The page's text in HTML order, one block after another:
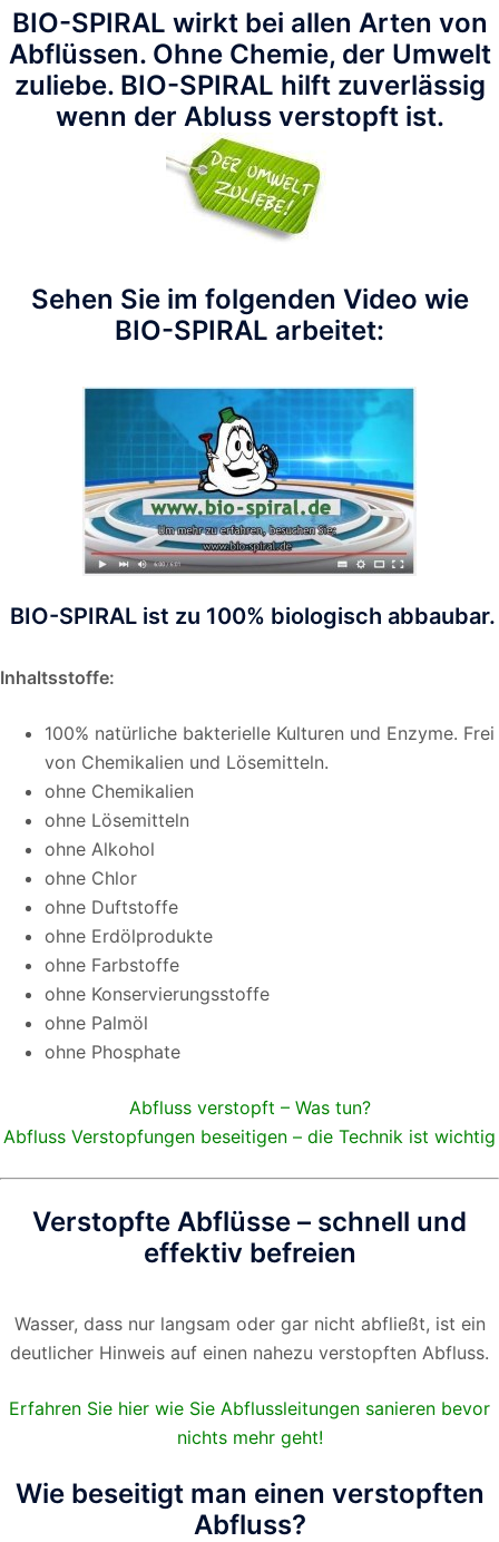
BIO-SPIRAL wirkt bei allen Arten von
Abflüssen. Ohne Chemie, der Umwelt
zuliebe. BIO-SPIRAL hilft zuverlässig
wenn der Abluss verstopft ist.
Sehen Sie im folgenden Video wie
BIO-SPIRAL arbeitet:
BIO-SPIRAL ist zu 100% biologisch abbaubar.
Inhaltsstoffe:
100% natürliche bakterielle Kulturen und Enzyme. Frei
von Chemikalien und Lösemitteln.
ohne Chemikalien
ohne Lösemitteln
ohne Alkohol
ohne Chlor
ohne Duftstoffe
ohne Erdölprodukte
ohne Farbstoffe
ohne Konservierungsstoffe
ohne Palmöl
ohne Phosphate
Abfluss verstopft – Was tun?
Abfluss Verstopfungen beseitigen – die Technik ist wichtig
Verstopfte Abflüsse – schnell und
effektiv befreien
Wasser, dass nur langsam oder gar nicht abfließt, ist ein
deutlicher Hinweis auf einen nahezu verstopften Abfluss.
Erfahren Sie hier wie Sie Abflussleitungen sanieren bevor
nichts mehr geht!
Wie beseitigt man einen verstopften
Abfluss?